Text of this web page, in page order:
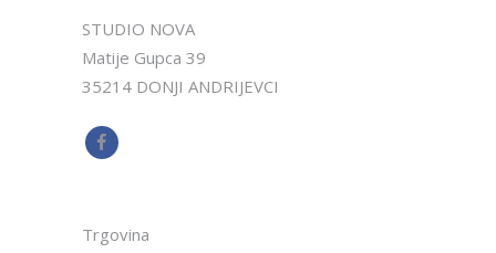
STUDIO NOVA
Matije Gupca 39
35214 DONJI ANDRIJEVCI
Trgovina